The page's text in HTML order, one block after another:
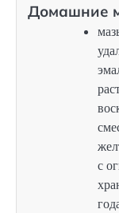
Домашние
с